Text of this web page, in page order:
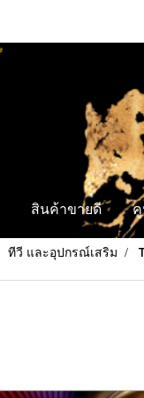
สินค้าขายดี คู
ทีวี และอุปกรณ์เสริม